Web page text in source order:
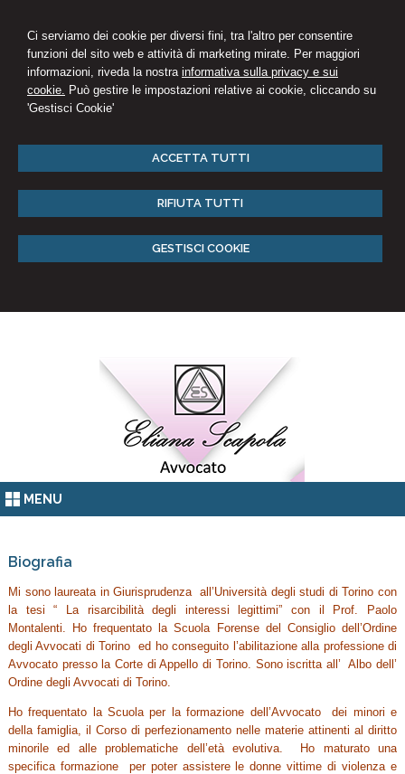
Ci serviamo dei cookie per diversi fini, tra l'altro per consentire
funzioni del sito web e attività di marketing mirate. Per maggiori
informazioni, riveda la nostra informativa sulla privacy e sui
cookie. Può gestire le impostazioni relative ai cookie, cliccando su
'Gestisci Cookie'
ACCETTA TUTTI
RIFIUTA TUTTI
GESTISCI COOKIE
MENU
Biografia
Mi sono laureata in Giurisprudenza all’Università degli studi di Torino con
la tesi “ La risarcibilità degli interessi legittimi” con il Prof. Paolo
Montalenti. Ho frequentato la Scuola Forense del Consiglio dell’Ordine
degli Avvocati di Torino ed ho conseguito l’abilitazione alla professione di
Avvocato presso la Corte di Appello di Torino. Sono iscritta all’ Albo dell’
Ordine degli Avvocati di Torino.
Ho frequentato la Scuola per la formazione dell’Avvocato dei minori e
della famiglia, il Corso di perfezionamento nelle materie attinenti al diritto
minorile ed alle problematiche dell’età evolutiva. Ho maturato una
specifica formazione per poter assistere le donne vittime di violenza e